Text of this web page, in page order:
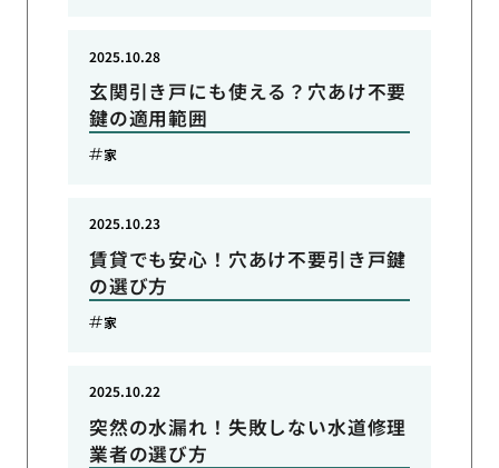
玄関引き戸にも使える？穴あけ不要
鍵の適用範囲
2025.10.28
家
賃貸でも安心！穴あけ不要引き戸鍵
の選び方
2025.10.23
家
突然の水漏れ！失敗しない水道修理
業者の選び方
2025.10.22